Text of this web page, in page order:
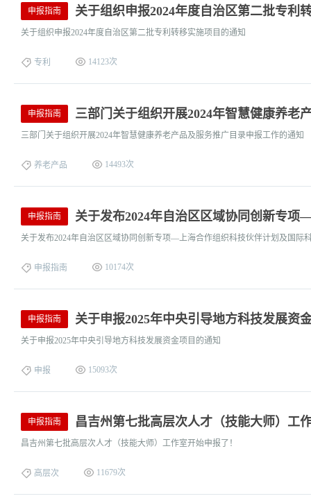
申报指南 关于组织申报2024年度自治区第二批专利
关于组织申报2024年度自治区第二批专利转移实施项目的通知
专利 14123次
申报指南 三部门关于组织开展2024年智慧健康养老
三部门关于组织开展2024年智慧健康养老产品及服务推广目录申报工作的通知
养老产品 14493次
申报指南 关于发布2024年自治区区域协同创新专
关于发布2024年自治区区域协同创新专项—上海合作组织科技伙伴计划及国际
申报指南 10174次
申报指南 关于申报2025年中央引导地方科技发展资
关于申报2025年中央引导地方科技发展资金项目的通知
申报 15093次
申报指南 昌吉州第七批高层次人才（技能大师）工
昌吉州第七批高层次人才（技能大师）工作室开始申报了！
高层次 11679次